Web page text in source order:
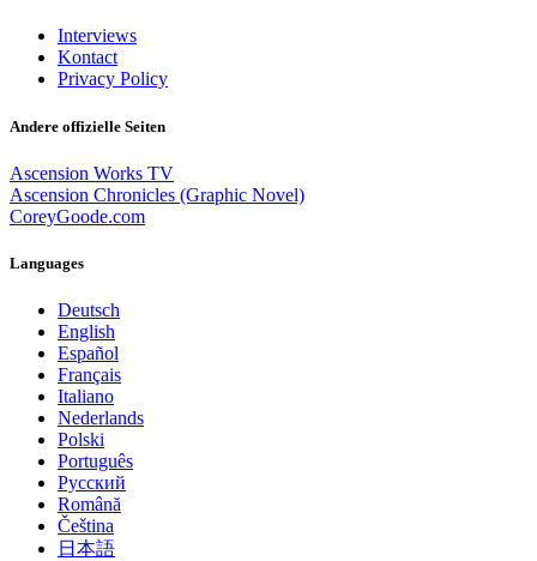
Interviews
Kontact
Privacy Policy
Andere offizielle Seiten
Ascension Works TV
Ascension Chronicles (Graphic Novel)
CoreyGoode.com
Languages
Deutsch
English
Español
Français
Italiano
Nederlands
Polski
Português
Pусский
Română
Čeština
日本語